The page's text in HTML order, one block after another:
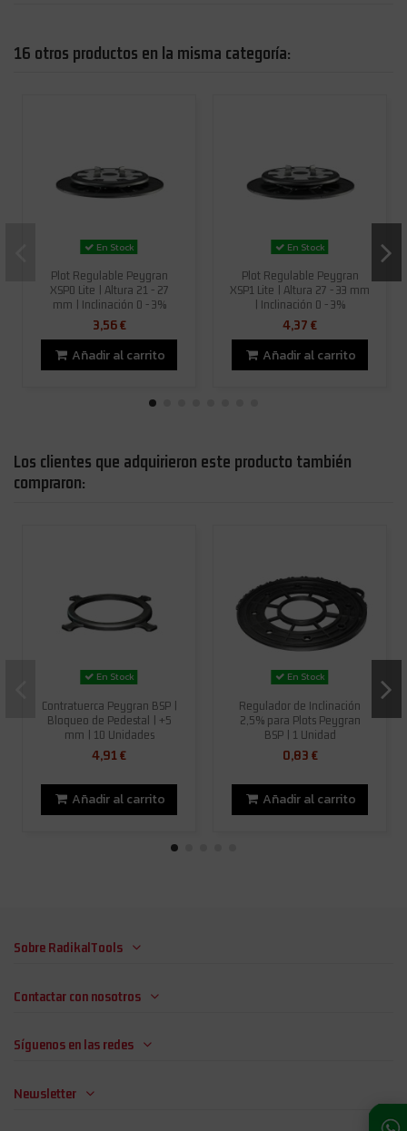
16 otros productos en la misma categoría:
En Stock
Plot Regulable Peygran
XSP0 Lite | Altura 21 - 27
mm | Inclinación 0 - 3%
3,56 €
Añadir al carrito
En Stock
Plot Regulable Peygran
XSP1 Lite | Altura 27 - 33 mm
| Inclinación 0 - 3%
4,37 €
Añadir al carrito
Los clientes que adquirieron este producto también
compraron:
En Stock
Contratuerca Peygran BSP |
Bloqueo de Pedestal | +5
mm | 10 Unidades
4,91 €
Añadir al carrito
En Stock
Regulador de Inclinación
2,5% para Plots Peygran
BSP | 1 Unidad
0,83 €
Añadir al carrito
Sobre RadikalTools
Contactar con nosotros
Síguenos en las redes
Newsletter